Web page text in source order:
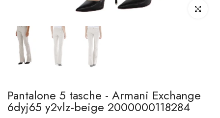
Clicca per
Pantalone 5 tasche - Armani Exchange
6dyj65 y2vlz-beige 2000000118284